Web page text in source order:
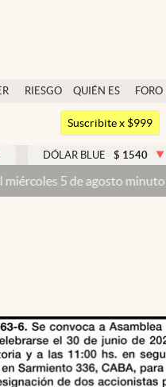
RIESGO
QUIÉN ES
QUIÉN
FORO
Argentina
México
Suscribite x $999
BLUE $ 1540 -0.32%
de agosto minuto a minuto